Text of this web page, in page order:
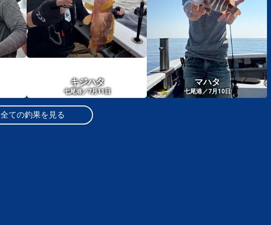
キジハタ
七尾港／7月11日
マハタ
七尾港／7月10日
全ての釣果を見る